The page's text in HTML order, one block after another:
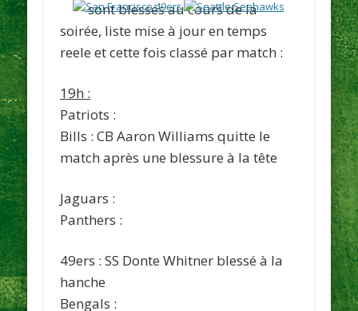
sont blessés au cours de la
soirée, liste mise à jour en temps
reele et cette fois classé par match :
19h :
Patriots :
Bills : CB Aaron Williams quitte le
match après une blessure à la tête
Jaguars :
Panthers :
49ers : SS Donte Whitner blessé à la
hanche
Bengals :